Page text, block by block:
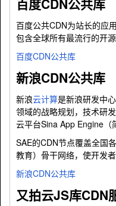
百度CDN公共库
百度公共CDN为站长的应
包含全球所有最流行的开源
百度CDN公共库
新浪CDN公共库
新浪云计算是新浪研发中
领域的战略规划，技术研
云平台Sina App Engine（
SAE的CDN节点覆盖全国
教育）骨干网络，使开发
新浪CDN公共库
又拍云JS库CDN